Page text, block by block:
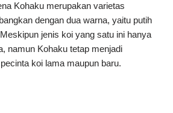
Kohaku merupakan varietas
dengan dua warna, yaitu putih
jenis koi yang satu ini hanya
namun Kohaku tetap menjadi
koi lama maupun baru.